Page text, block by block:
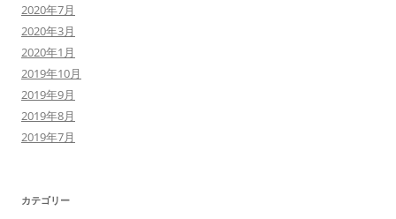
2020年7月
2020年3月
2020年1月
2019年10月
2019年9月
2019年8月
2019年7月
カテゴリー